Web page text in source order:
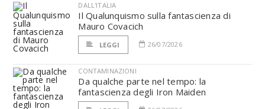
DALL'ITALIA
Il Qualunquismo sulla fantascienza di
Mauro Covacich
LEGGI 26/07/2026
CONTAMINAZIONI
Da qualche parte nel tempo: la
fantascienza degli Iron Maiden